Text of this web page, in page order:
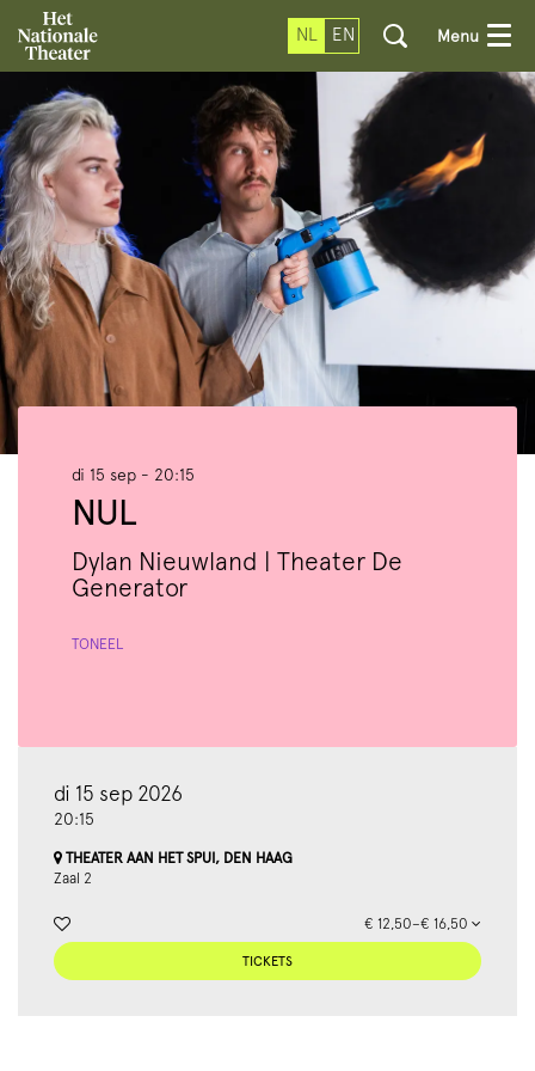
NL EN Menu
NUL
Dylan Nieuwland | Theater De
Generator
di 15 sep - 20:15
TONEEL
di 15 sep 2026
20:15
THEATER AAN HET SPUI, DEN HAAG
Zaal 2
€ 12,50–€ 16,50
TICKETS